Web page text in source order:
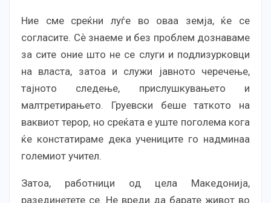
Ние сме среќни луѓе во оваа земја, ќе се
согласите. Сѐ знаеме и без проблем дознаваме
за сите оние што не се слуги и подлизурковци
на власта, затоа и служи јавното черечење,
тајното следење, прислушкувањето и
малтретирањето. Груевски беше таткото на
ваквиот терор, но среќата е уште поголема кога
ќе констатираме дека учениците го надминаа
големиот учител.
Затоа, работници од цела Македонија,
разединетете се. Не вреди да барате живот во